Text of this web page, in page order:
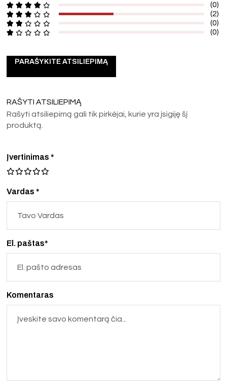
(0)
(2)
(0)
(0)
PARAŠYKITE ATSILIEPIMĄ
RAŠYTI ATSILIEPIMĄ
Rašyti atsiliepimą gali tik pirkėjai, kurie yra įsigiję šį
produktą.
Vardas *
El. paštas*
Įvertinimas*
Komentaras